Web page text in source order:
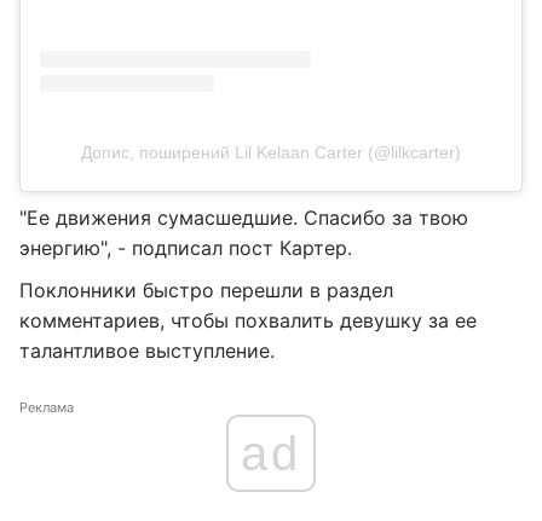
Допис, поширений Lil Kelaan Carter (@lilkcarter)
"Ее движения сумасшедшие. Спасибо за твою
энергию", - подписал пост Картер.
Поклонники быстро перешли в раздел
комментариев, чтобы похвалить девушку за ее
талантливое выступление.
Реклама
ad